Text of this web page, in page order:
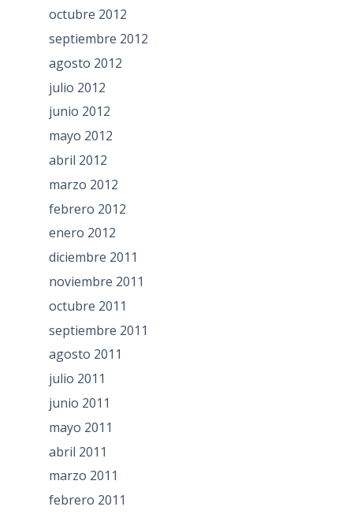
octubre 2012
septiembre 2012
agosto 2012
julio 2012
junio 2012
mayo 2012
abril 2012
marzo 2012
febrero 2012
enero 2012
diciembre 2011
noviembre 2011
octubre 2011
septiembre 2011
agosto 2011
julio 2011
junio 2011
mayo 2011
abril 2011
marzo 2011
febrero 2011